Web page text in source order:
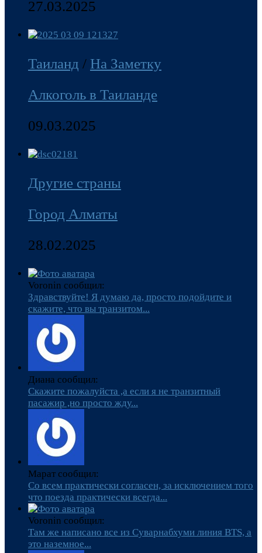
27.03.2025
Таиланд / На Заметку
Алкоголь в Таиланде
09.03.2025
Другие страны
Город Алматы
28.02.2025
Voronin сообщил:
Здравствуйте! Я думаю да, просто подойдите и
скажите, что вы транзитом...
Диана сообщил:
Скажите пожалуйста ,а если я не транзитный
пасажир ,но просто жду...
Марат сообщил:
Со всем практически согласен, за исключением того
что поезда практически всегда...
Voronin сообщил:
Там же написано все из Суварнабхуми линия BTS, а
это наземное...